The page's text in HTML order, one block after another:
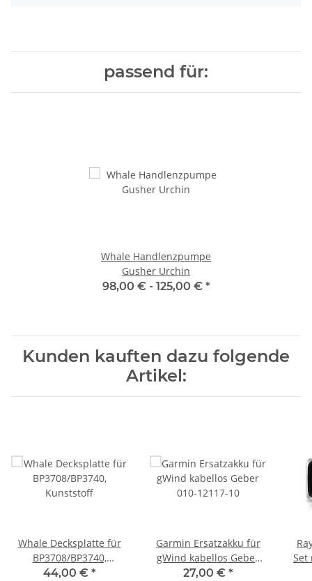
passend für:
Whale Handlenzpumpe
Gusher Urchin
98,00 € - 125,00 € *
Kunden kauften dazu folgende
Artikel:
Whale Decksplatte für
BP3708/BP3740,
Kunststoff
44,00 € *
Garmin Ersatzakku für
gWind kabellos Geber
010-12117-10
27,00 € *
Set